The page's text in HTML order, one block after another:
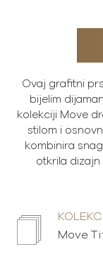
Ovaj grafitni
bijelim
kolekciji Move
stilom i
kombinira
otkrila dizajn
Move